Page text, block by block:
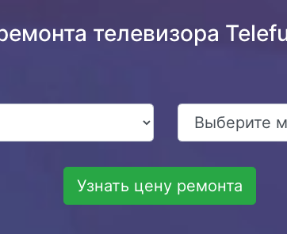
телевизора
Узнать цену ремонта